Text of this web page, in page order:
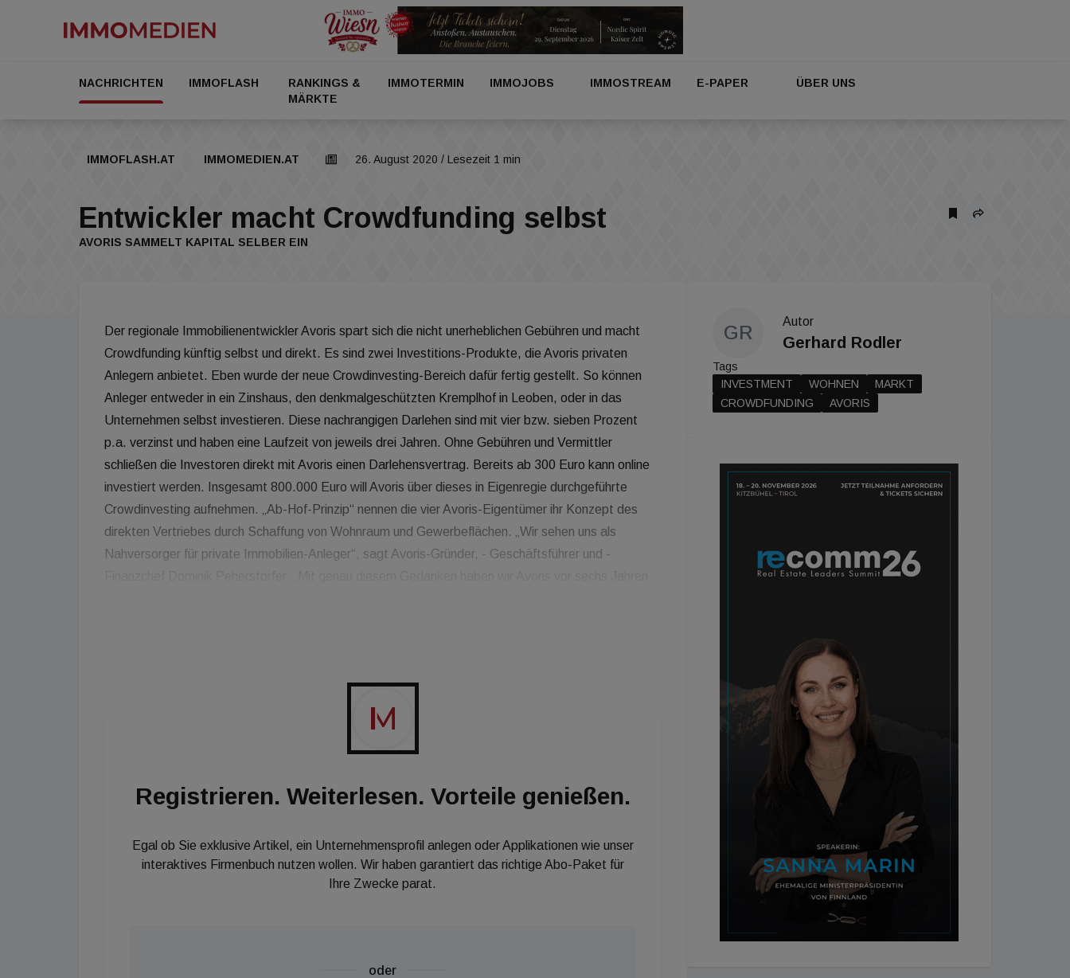
NACHRICHTEN IMMOFLASH
RANKINGS &
MÄRKTE
IMMOTERMIN IMMOJOBS IMMOSTREAM E-PAPER ÜBER UNS
IMMOFLASH.AT IMMOMEDIEN.AT 26. August 2020 / Lesezeit 1 min
Entwickler macht Crowdfunding selbst
AVORIS SAMMELT KAPITAL SELBER EIN
Der regionale Immobilienentwickler Avoris spart sich die nicht unerheblichen Gebühren und macht
Crowdfunding künftig selbst und direkt. Es sind zwei Investitions-Produkte, die Avoris privaten
Anlegern anbietet. Eben wurde der neue Crowdinvesting-Bereich dafür fertig gestellt. So können
Anleger entweder in ein Zinshaus, den denkmalgeschützten Kremplhof in Leoben, oder in das
Unternehmen selbst investieren. Diese nachrangigen Darlehen sind mit vier bzw. sieben Prozent
p.a. verzinst und haben eine Laufzeit von jeweils drei Jahren. Ohne Gebühren und Vermittler
schließen die Investoren direkt mit Avoris einen Darlehensvertrag. Bereits ab 300 Euro kann online
investiert werden. Insgesamt 800.000 Euro will Avoris über dieses in Eigenregie durchgeführte
Crowdinvesting aufnehmen. „Ab-Hof-Prinzip“ nennen die vier Avoris-Eigentümer ihr Konzept des
direkten Vertriebes durch Schaffung von Wohnraum und Gewerbeflächen. „Wir sehen uns als
Nahversorger für private Immobilien-Anleger“, sagt Avoris-Gründer, - Geschäftsführer und -
gekauft haben. „Für uns war das als Einstieg in die Altersvorsorge gedacht, eine Art
Pensionsfonds“, erklärt Peherstorfer. Kurz darauf kauften sie ein weiteres Zinshaus, gründen 2014
Avoris und geben ihre Jobs auf, um das Immobilienentwicklungs-Unternehmen gemeinsam zu
Registrieren. Weiterlesen. Vorteile genießen.
Egal ob Sie exklusive Artikel, ein Unternehmensprofil anlegen oder Applikationen wie unser
interaktives Firmenbuch nutzen wollen. Wir haben garantiert das richtige Abo-Paket für
Ihre Zwecke parat.
oder
GR
Autor
Gerhard Rodler
Tags
INVESTMENT
WOHNEN
MARKT
CROWDFUNDING
AVORIS